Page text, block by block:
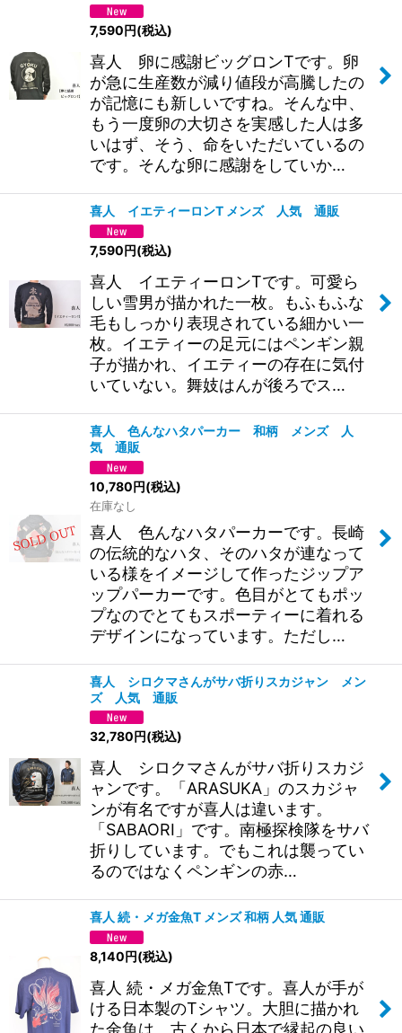
7,590円(税込)
喜人 卵に感謝ビッグロンTです。卵
が急に生産数が減り値段が高騰したの
が記憶にも新しいですね。そんな中、
もう一度卵の大切さを実感した人は多
いはず、そう、命をいただいているの
です。そんな卵に感謝をしていか…
喜人 イエティーロンT メンズ 人気 通販
7,590円(税込)
喜人 イエティーロンTです。可愛ら
しい雪男が描かれた一枚。もふもふな
毛もしっかり表現されている細かい一
枚。イエティーの足元にはペンギン親
子が描かれ、イエティーの存在に気付
いていない。舞妓はんが後ろでス…
喜人 色んなハタパーカー 和柄 メンズ 人
気 通販
10,780円(税込)
在庫なし
喜人 色んなハタパーカーです。長崎
の伝統的なハタ、そのハタが連なって
いる様をイメージして作ったジップア
ップパーカーです。色目がとてもポッ
プなのでとてもスポーティーに着れる
デザインになっています。ただし…
喜人 シロクマさんがサバ折りスカジャン メン
ズ 人気 通販
32,780円(税込)
喜人 シロクマさんがサバ折りスカジ
ャンです。「ARASUKA」のスカジャ
ンが有名ですが喜人は違います。
「SABAORI」です。南極探検隊をサバ
折りしています。でもこれは襲ってい
るのではなくペンギンの赤…
喜人 続・メガ金魚T メンズ 和柄 人気 通販
8,140円(税込)
喜人 続・メガ金魚Tです。喜人が手が
ける日本製のTシャツ。大胆に描かれ
た金魚は、古くから日本で縁起の良い